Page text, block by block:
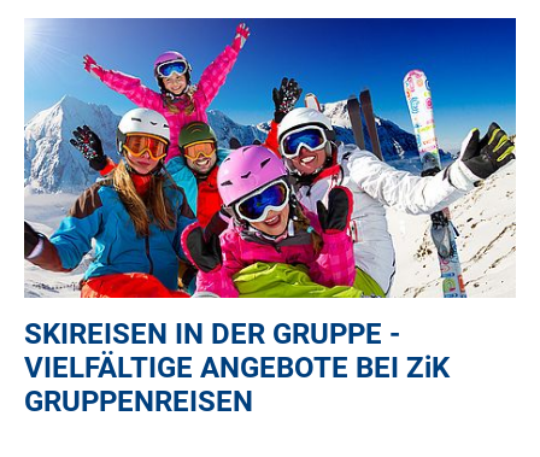
SKIREISEN IN DER GRUPPE -
VIELFÄLTIGE ANGEBOTE BEI ZiK
GRUPPENREISEN